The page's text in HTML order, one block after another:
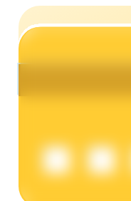
Earn
Power Piggy
Làm cho tài sản